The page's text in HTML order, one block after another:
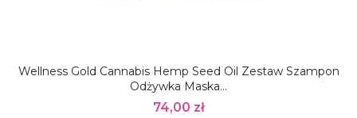
Wellness Gold Cannabis Hemp Seed Oil Zestaw Szampon
Odżywka Maska...
74,00 zł